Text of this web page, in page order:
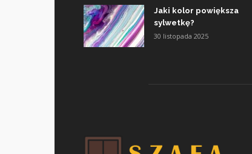
Jaki kolor powiększa
sylwetkę?
30 listopada 2025